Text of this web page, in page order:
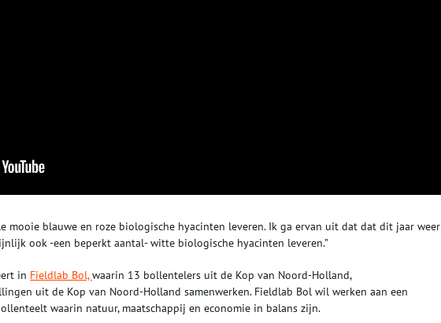
mooie blauwe en roze biologische hyacinten leveren. Ik ga ervan uit dat dat dit jaar weer
ook -een beperkt aantal- witte biologische hyacinten leveren.”
in Fieldlab Bol,waarin 13 bollentelers uit de Kop van Noord-Holland,
uit de Kop van Noord-Holland samenwerken. Fieldlab Bol wil werken aan een
waarin natuur, maatschappij en economie in balans zijn.